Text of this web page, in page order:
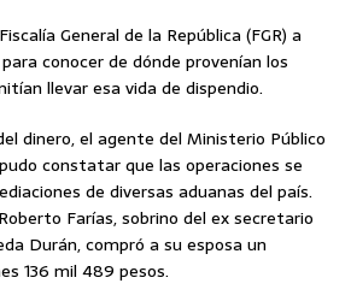
General de la República (FGR) a
conocer de dónde provenían los
llevar esa vida de dispendio.
dinero, el agente del Ministerio Público
constatar que las operaciones se
de diversas aduanas del país.
Farías, sobrino del ex secretario
Durán, compró a su esposa un
136 mil 489 pesos.